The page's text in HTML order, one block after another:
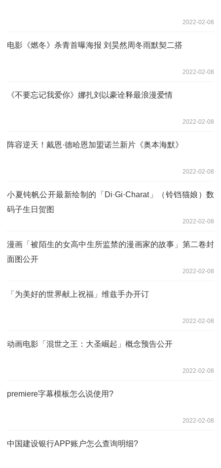
2022-02-08
电影《燃冬》杀青首曝海报 刘昊然周冬雨默契二搭
2022-02-08
《不要忘记我爱你》娜扎刘以豪诠释最浪漫爱情
2022-02-08
阵容逆天！戴恩·德哈恩加盟诺兰新片《奥本海默》
2022-02-08
小夏钝帆公开最新绘制的「Di·Gi·Charat」（铃铛猫娘）数
码子生日贺图
2022-02-08
漫画「被陌生的女高中生所监禁的漫画家的故事」第二卷封
面图公开
2022-02-08
「为美好的世界献上祝福」维兹手办开订
2022-02-08
动画电影「混世之王：大圣崛起」概念预告公开
2022-02-08
premiere字幕模板怎么说使用?
2022-02-08
中国建设银行APP账户怎么查询明细?